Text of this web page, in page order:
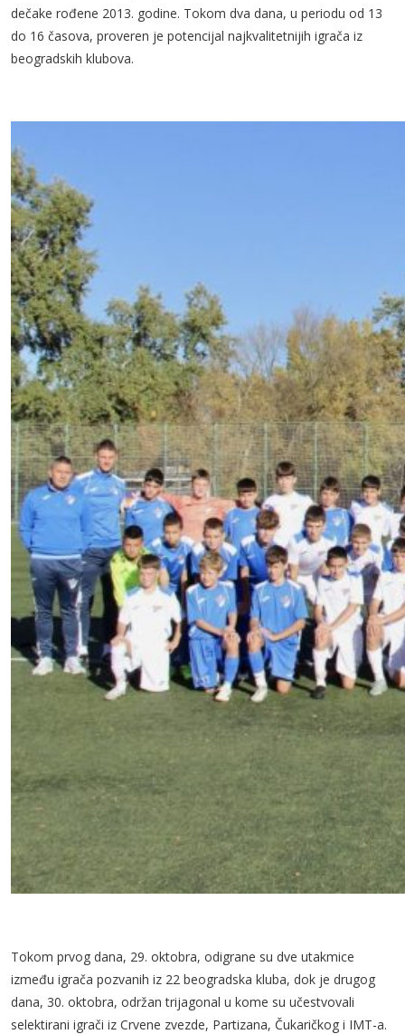
dečake rođene 2013. godine. Tokom dva dana, u periodu od 13
do 16 časova, proveren je potencijal najkvalitetnijih igrača iz
beogradskih klubova.
Tokom prvog dana, 29. oktobra, odigrane su dve utakmice
između igrača pozvanih iz 22 beogradska kluba, dok je drugog
dana, 30. oktobra, održan trijagonal u kome su učestvovali
selektirani igrači iz Crvene zvezde, Partizana, Čukaričkog i IMT-a.